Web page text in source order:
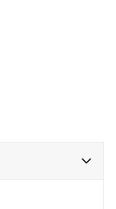
ışık tutan bir